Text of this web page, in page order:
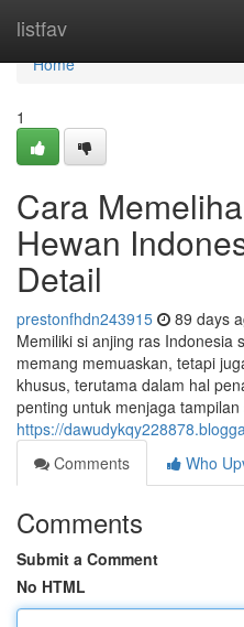
listfav
Home
Home
1
Cara
Hewan
Detail
prestonfhdn243915 89 days
Memiliki si anjing ras Indonesia
memang memuaskan, tetapi
khusus, terutama dalam hal
penting untuk menjaga tampilan
https://
Comments
Who
Comments
Submit a Comment
No HTML